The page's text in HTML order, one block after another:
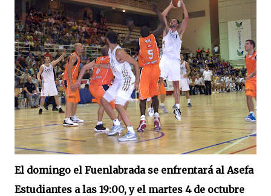
El domingo el Fuenlabrada se enfrentará al Asefa
Estudiantes a las 19:00, y el martes 4 de octubre